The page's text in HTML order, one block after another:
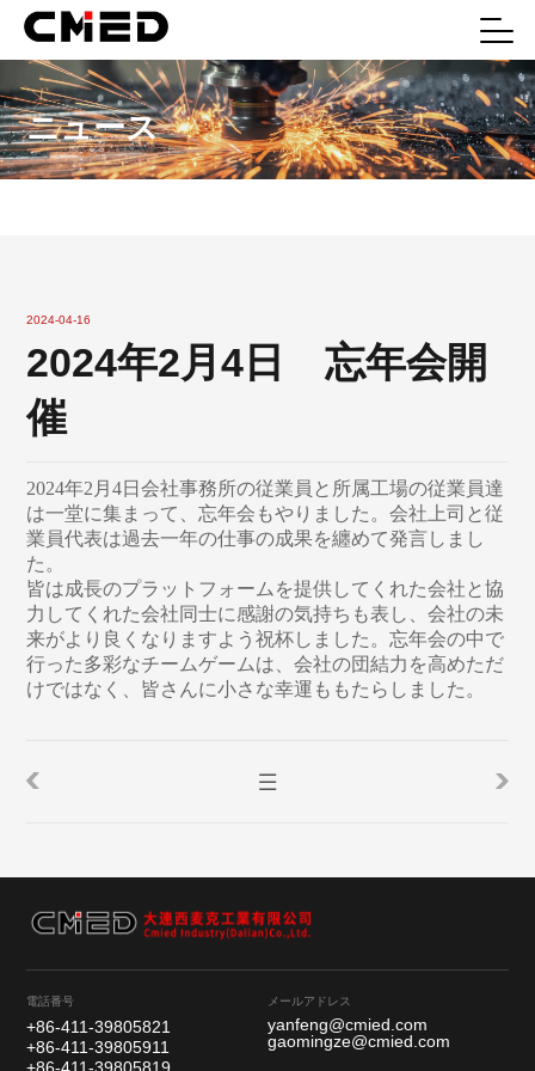
ニュース
2024-04-16
2024年2月4日 忘年会開
催
2024年2月4日会社事務所の従業員と所属工場の従業員達
は一堂に集まって、忘年会もやりました。会社上司と従
業員代表は過去一年の仕事の成果を纏めて発言しまし
た。
皆は成長のプラットフォームを提供してくれた会社と協
力してくれた会社同士に感謝の気持ちも表し、会社の未
来がより良くなりますよう祝杯しました。忘年会の中で
行った多彩なチームゲームは、会社の団結力を高めただ
けではなく、皆さんに小さな幸運ももたらしました。
電話番号
+86-411-39805821
+86-411-39805911
メールアドレス
yanfeng@cmied.com
gaomingze@cmied.com